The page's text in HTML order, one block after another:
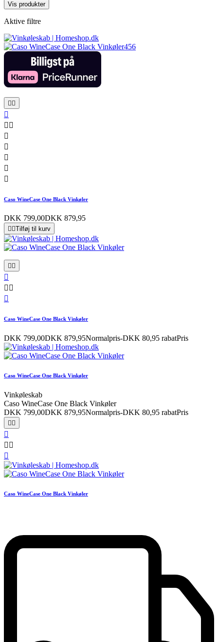
Vis produkter
Aktive filtre


 





Caso WineCase One Black Vinkøler
DKK 799,00DKK 879,95
 Tilføj til kurv
 

 

Caso WineCase One Black Vinkøler
DKK 799,00DKK 879,95Normalpris-DKK 80,95 rabatPris
Caso WineCase One Black Vinkøler
Vinkøleskab
Caso WineCase One Black Vinkøler
DKK 799,00DKK 879,95Normalpris-DKK 80,95 rabatPris
 

 

Caso WineCase One Black Vinkøler